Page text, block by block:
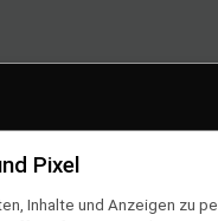
Pixel
Inhalte und Anzeigen zu